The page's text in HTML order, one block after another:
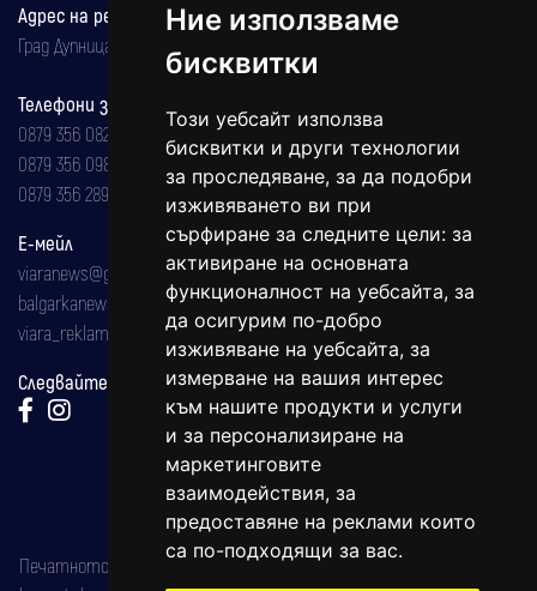
Ние използваме
бисквитки
Този уебсайт използва
бисквитки и други технологии
за проследяване, за да подобри
изживяването ви при
сърфиране за следните цели: за
активиране на основната
функционалност на уебсайта, за
да осигурим по-добро
изживяване на уебсайта, за
измерване на вашия интерес
към нашите продукти и услуги
и за персонализиране на
маркетинговите
взаимодействия, за
предоставяне на реклами които
са по-подходящи за вас.
Адрес на редакцията
Град Дупница, ул.''Христо Ботев" 43
Телефони за реклама и абонаменти
0879 356 082
0879 356 098
0879 356 289
Е-мейл
viaranews@gmail.com
balgarkanews@gmail.com
viara_reklama@mail.bg
Следвайте ни:
Печатното издание на вестника е регистрирано в националния